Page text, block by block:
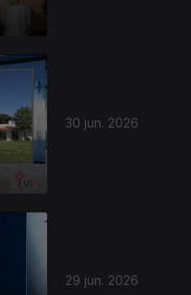
30 jun. 2026
29 jun. 2026